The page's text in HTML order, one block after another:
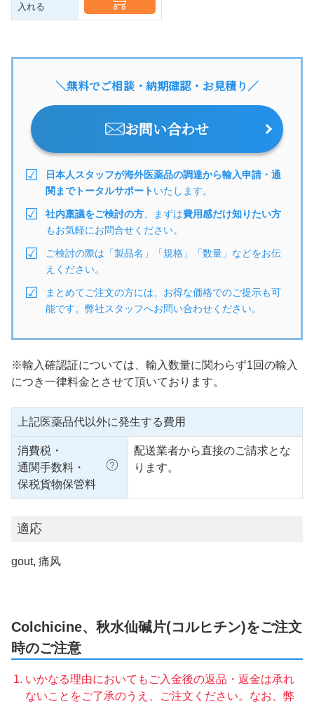
入れる
＼無料でご相談・納期確認・お見積り／
お問い合わせ
日本人スタッフが海外医薬品の調達から輸入申請・通
関までトータルサポートいたします。
社内稟議をご検討の方 、まずは費用感だけ知りたい方
もお気軽にお問合せください。
ご検討の際は「製品名」「規格」「数量」などをお伝
えください。
まとめてご注文の方には、お得な価格でのご提示も可
能です。弊社スタッフへお問い合わせください。
※輸入確認証については、輸入数量に関わらず1回の輸入
につき一律料金とさせて頂いております。
上記医薬品代以外に発生する費用
消費税・
通関手数料・
保税貨物保管料
配送業者から直接のご請求とな
ります。
適応
gout, 痛风
Colchicine、秋水仙碱片(コルヒチン)をご注文
時のご注意
いかなる理由においてもご入金後の返品・返金は承れ
ないことをご了承のうえ、ご注文ください。なお、弊